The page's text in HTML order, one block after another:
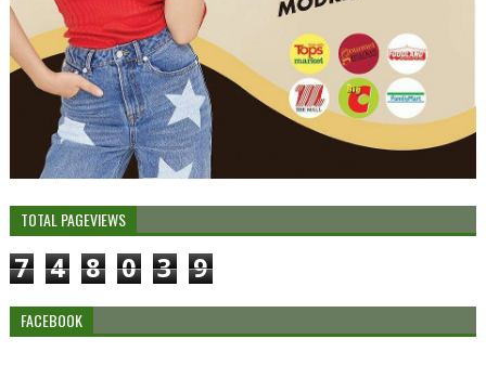
TOTAL PAGEVIEWS
7 4 8 0 3 9
FACEBOOK